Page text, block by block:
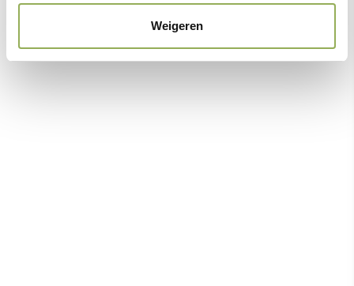
Weigeren
Deelname en toegang is gratis, aanmelden niet nodig.